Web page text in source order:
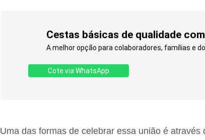
Cestas básicas de qualidade
A melhor opção para colaboradores, famílias e
Cote via WhatsApp
Uma das formas de celebrar essa união é